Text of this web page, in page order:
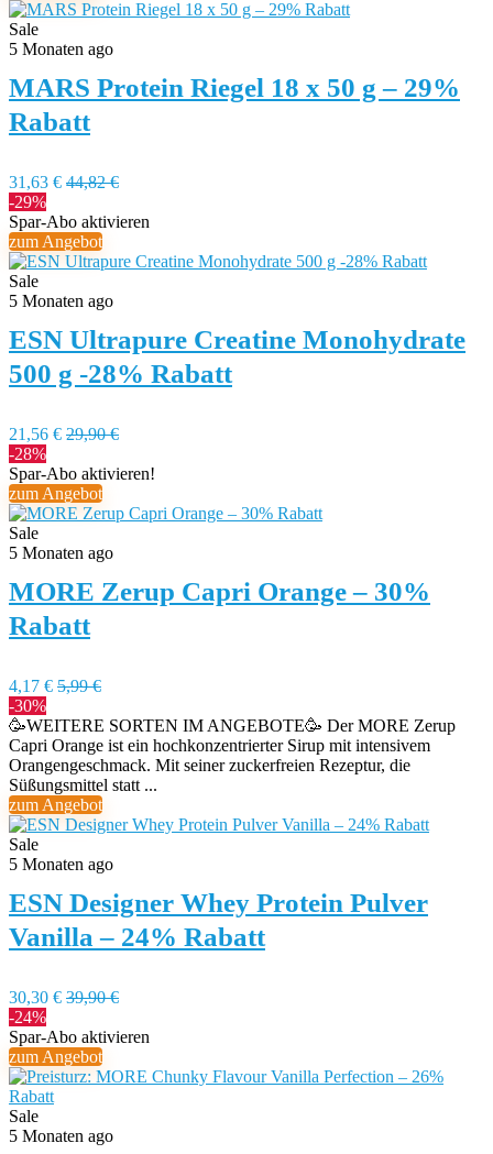
Sale
5 Monaten ago
MARS Protein Riegel 18 x 50 g – 29%
Rabatt
31,63 € 44,82 €
-29%
Spar-Abo aktivieren
zum Angebot
Sale
5 Monaten ago
ESN Ultrapure Creatine Monohydrate
500 g -28% Rabatt
21,56 € 29,90 €
-28%
Spar-Abo aktivieren!
zum Angebot
Sale
5 Monaten ago
MORE Zerup Capri Orange – 30%
Rabatt
4,17 € 5,99 €
-30%
🥳WEITERE SORTEN IM ANGEBOTE🥳 Der MORE Zerup
Capri Orange ist ein hochkonzentrierter Sirup mit intensivem
Orangengeschmack. Mit seiner zuckerfreien Rezeptur, die
Süßungsmittel statt ...
zum Angebot
Sale
5 Monaten ago
ESN Designer Whey Protein Pulver
Vanilla – 24% Rabatt
30,30 € 39,90 €
-24%
Spar-Abo aktivieren
zum Angebot
Sale
5 Monaten ago